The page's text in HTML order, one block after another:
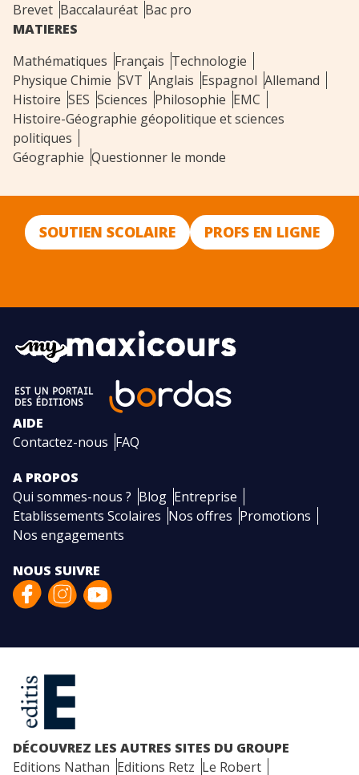
Brevet Baccalauréat Bac pro
MATIERES
Mathématiques Français Technologie
Physique Chimie SVT Anglais Espagnol Allemand
Histoire SES Sciences Philosophie EMC
Histoire-Géographie géopolitique et sciences
politiques
Géographie Questionner le monde
SOUTIEN SCOLAIRE PROFS EN LIGNE
AIDE
Contactez-nous FAQ
A PROPOS
Qui sommes-nous ? Blog Entreprise
Etablissements Scolaires Nos offres Promotions
Nos engagements
NOUS SUIVRE
DÉCOUVREZ LES AUTRES SITES DU GROUPE
Editions Nathan Editions Retz Le Robert